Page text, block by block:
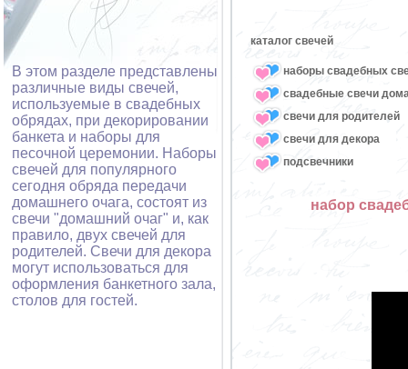
В этом разделе представлены
различные виды свечей,
используемые в свадебных
обрядах, при декорировании
банкета и наборы для
песочной церемонии. Наборы
свечей для популярного
сегодня обряда передачи
домашнего очага, состоят из
свечи "домашний очаг" и, как
правило, двух свечей для
родителей. Свечи для декора
могут использоваться для
оформления банкетного зала,
столов для гостей.
каталог свечей
наборы свадебных
свадебные свечи
свечи для родителей
свечи для декора
подсвечники
набор